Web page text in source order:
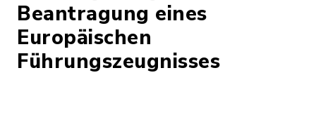
Beantragung eines
Europäischen
Führungszeugnisses